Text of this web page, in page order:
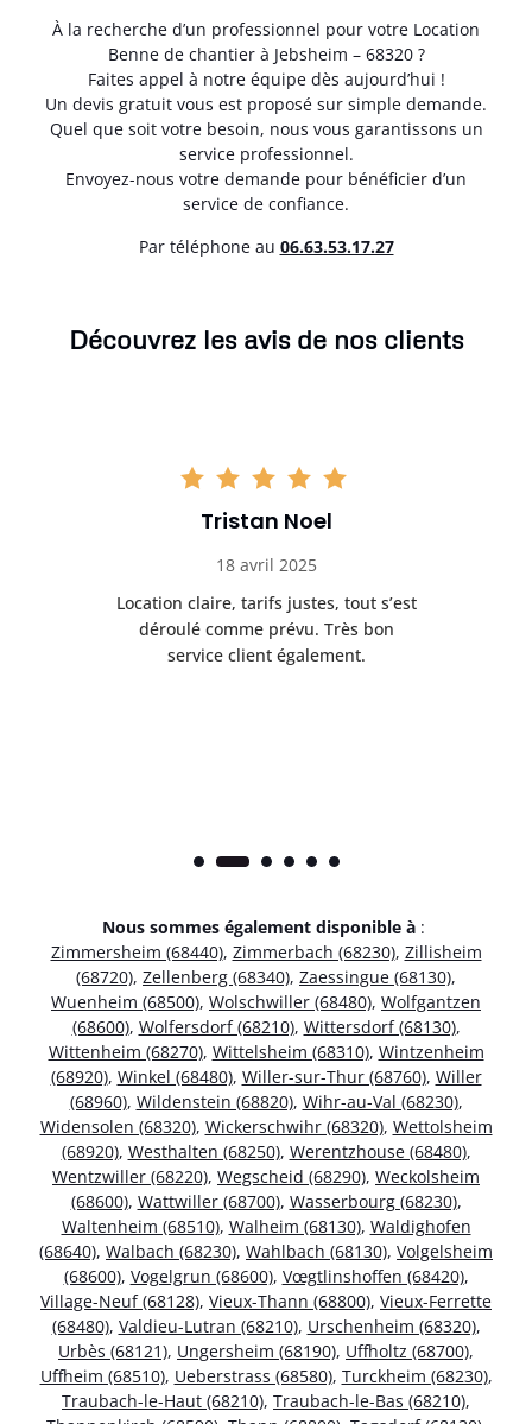
À la recherche d’un professionnel pour votre Location
Benne de chantier à Jebsheim – 68320 ?
Faites appel à notre équipe dès aujourd’hui !
Un devis gratuit vous est proposé sur simple demande.
Quel que soit votre besoin, nous vous garantissons un
service professionnel.
Envoyez-nous votre demande pour bénéficier d’un
service de confiance.
Par téléphone au 06.63.53.17.27
Découvrez les avis de nos clients
Tristan Noel
18 avril 2025
Location claire, tarifs justes, tout s’est
déroulé comme prévu. Très bon
service client également.
Nous sommes également disponible à :
Zimmersheim (68440), Zimmerbach (68230), Zillisheim
(68720), Zellenberg (68340), Zaessingue (68130),
Wuenheim (68500), Wolschwiller (68480), Wolfgantzen
(68600), Wolfersdorf (68210), Wittersdorf (68130),
Wittenheim (68270), Wittelsheim (68310), Wintzenheim
(68920), Winkel (68480), Willer-sur-Thur (68760), Willer
(68960), Wildenstein (68820), Wihr-au-Val (68230),
Widensolen (68320), Wickerschwihr (68320), Wettolsheim
(68920), Westhalten (68250), Werentzhouse (68480),
Wentzwiller (68220), Wegscheid (68290), Weckolsheim
(68600), Wattwiller (68700), Wasserbourg (68230),
Waltenheim (68510), Walheim (68130), Waldighofen
(68640), Walbach (68230), Wahlbach (68130), Volgelsheim
(68600), Vogelgrun (68600), Vœgtlinshoffen (68420),
Village-Neuf (68128), Vieux-Thann (68800), Vieux-Ferrette
(68480), Valdieu-Lutran (68210), Urschenheim (68320),
Urbès (68121), Ungersheim (68190), Uffholtz (68700),
Uffheim (68510), Ueberstrass (68580), Turckheim (68230),
Traubach-le-Haut (68210), Traubach-le-Bas (68210),